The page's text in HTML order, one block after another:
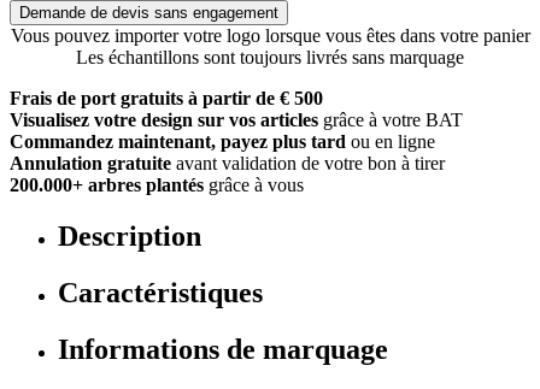
Demande de devis sans engagement
Vous pouvez importer votre logo lorsque vous êtes dans votre panier
Les échantillons sont toujours livrés sans marquage
Frais de port gratuits à partir de € 500
Visualisez votre design sur vos articles grâce à votre BAT
Commandez maintenant, payez plus tard ou en ligne
Annulation gratuite avant validation de votre bon à tirer
200.000+ arbres plantés grâce à vous
Description
Caractéristiques
Informations de marquage